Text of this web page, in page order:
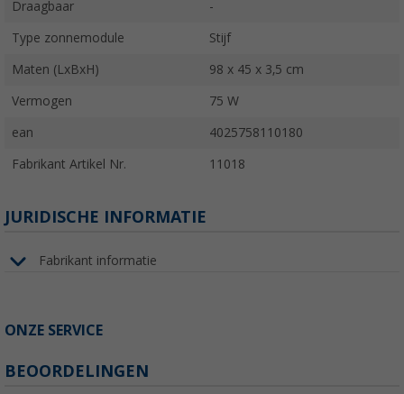
Draagbaar -
Type zonnemodule Stijf
Maten (LxBxH) 98 x 45 x 3,5 cm
Vermogen 75 W
ean 4025758110180
Fabrikant Artikel Nr. 11018
JURIDISCHE INFORMATIE
Fabrikant informatie
ONZE SERVICE
BEOORDELINGEN